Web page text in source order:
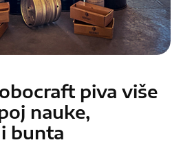
piva više
nauke,
bunta